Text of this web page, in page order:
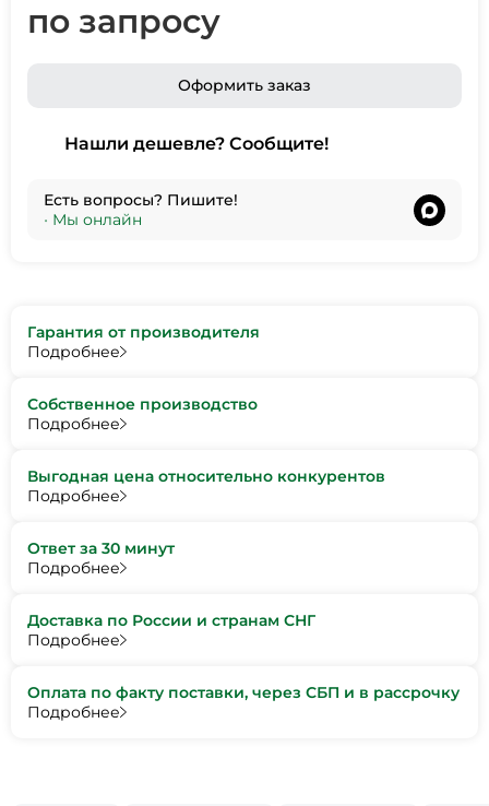
по запросу
Оформить заказ
Нашли дешевле? Сообщите!
Есть вопросы? Пишите!
• Мы онлайн
Гарантия от производителя
Подробнее
Собственное производство
Подробнее
Выгодная цена относительно конкурентов
Подробнее
Ответ за 30 минут
Подробнее
Доставка по России и странам СНГ
Подробнее
Оплата по факту поставки, через СБП и в рассрочку
Подробнее